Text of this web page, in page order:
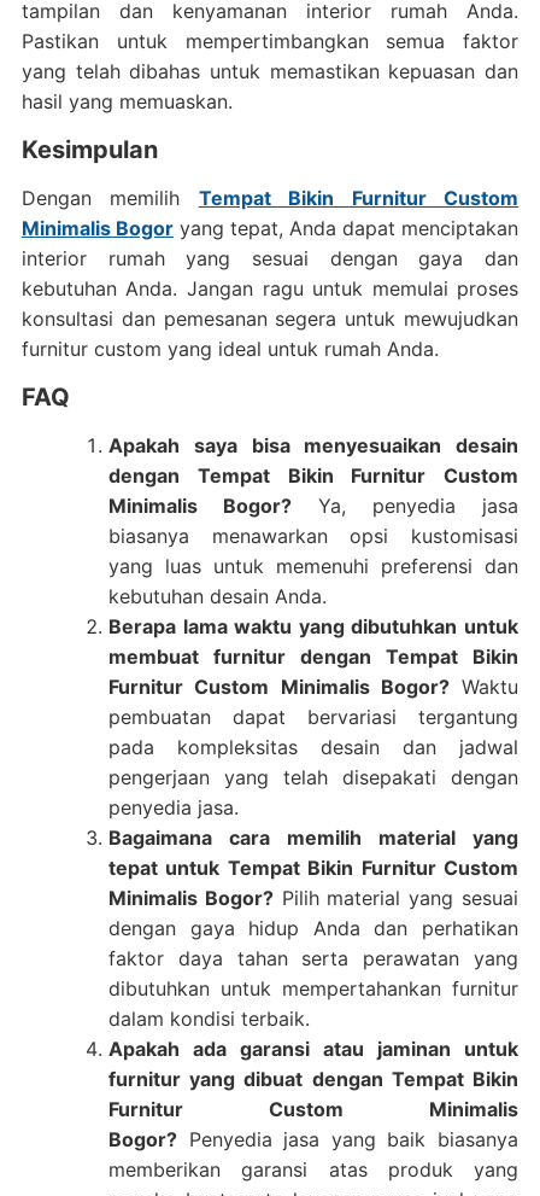
tampilan dan kenyamanan interior rumah Anda.
Pastikan untuk mempertimbangkan semua faktor
yang telah dibahas untuk memastikan kepuasan dan
hasil yang memuaskan.
Kesimpulan
Dengan memilih Tempat Bikin Furnitur Custom
Minimalis Bogoryang tepat, Anda dapat menciptakan
interior rumah yang sesuai dengan gaya dan
kebutuhan Anda. Jangan ragu untuk memulai proses
konsultasi dan pemesanan segera untuk mewujudkan
furnitur custom yang ideal untuk rumah Anda.
FAQ
Apakah saya bisa menyesuaikan desain
dengan Tempat Bikin Furnitur Custom
Minimalis Bogor?Ya, penyedia jasa
biasanya menawarkan opsi kustomisasi
yang luas untuk memenuhi preferensi dan
kebutuhan desain Anda.
Berapa lama waktu yang dibutuhkan untuk
membuat furnitur dengan Tempat Bikin
Furnitur Custom Minimalis Bogor?Waktu
pembuatan dapat bervariasi tergantung
pada kompleksitas desain dan jadwal
pengerjaan yang telah disepakati dengan
penyedia jasa.
Bagaimana cara memilih material yang
tepat untuk Tempat Bikin Furnitur Custom
Minimalis Bogor?Pilih material yang sesuai
dengan gaya hidup Anda dan perhatikan
faktor daya tahan serta perawatan yang
dibutuhkan untuk mempertahankan furnitur
dalam kondisi terbaik.
Apakah ada garansi atau jaminan untuk
furnitur yang dibuat dengan Tempat Bikin
Furnitur Custom Minimalis
Bogor?Penyedia jasa yang baik biasanya
memberikan garansi atas produk yang